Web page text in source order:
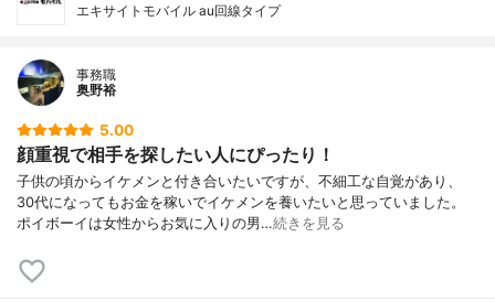
エキサイトモバイル au回線タイプ
事務職
奥野裕
5.00
顔重視で相手を探したい人にぴったり！
子供の頃からイケメンと付き合いたいですが、不細工な自覚があり、
30代になってもお金を稼いでイケメンを養いたいと思っていました。
ポイボーイは女性からお気に入りの男…続きを見る